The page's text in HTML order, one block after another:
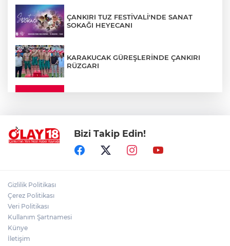
ÇANKIRI TUZ FESTİVALİ'NDE SANAT
SOKAĞI HEYECANI
KARAKUCAK GÜREŞLERİNDE ÇANKIRI
RÜZGARI
ADEM YAYLACI ELDİVAN'DA DUALARLA
TOPRAĞA VERİLDİ
ABD-İRAN HATTINDA YENİ KRİZ
Bizi Takip Edin!
Gizlilik Politikası
Çerez Politikası
Veri Politikası
Kullanım Şartnamesi
Künye
İletişim